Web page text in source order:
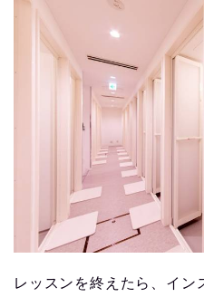
レッスンを終えたら、イン